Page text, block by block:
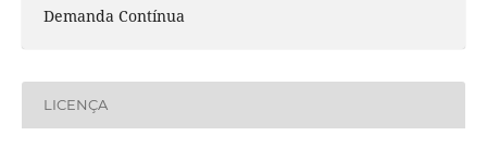
Demanda Contínua
LICENÇA